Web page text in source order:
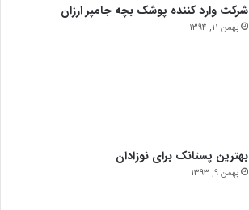
شرکت وارد کننده پوشک بچه جامپر ارزان
بهمن 11, 1394
بهترین پستانک برای نوزادان
بهمن 9, 1393